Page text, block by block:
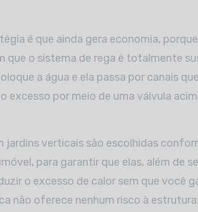
é que ainda gera economia,
que o sistema de rega é totalmente
a água e ela passa por canais
excesso por meio de uma válvula
jardins verticais são escolhidas
para garantir que elas, além de
o excesso de calor sem que você
não oferece nenhum risco à